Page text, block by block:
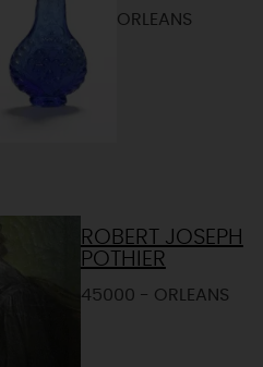
ORLEANS
ROBERT JOSEPH
POTHIER
45000 - ORLEANS